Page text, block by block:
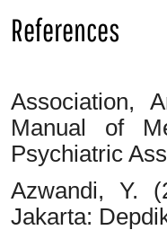
References
Association,
Manual of
Psychiatric
Azwandi, Y.
Jakarta: